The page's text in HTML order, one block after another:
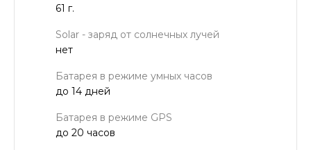
61 г.
Solar - заряд от солнечных лучей
нет
Батарея в режиме умных часов
до 14 дней
Батарея в режиме GPS
до 20 часов